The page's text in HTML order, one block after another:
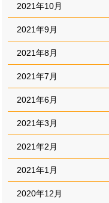
2021年10月
2021年9月
2021年8月
2021年7月
2021年6月
2021年3月
2021年2月
2021年1月
2020年12月